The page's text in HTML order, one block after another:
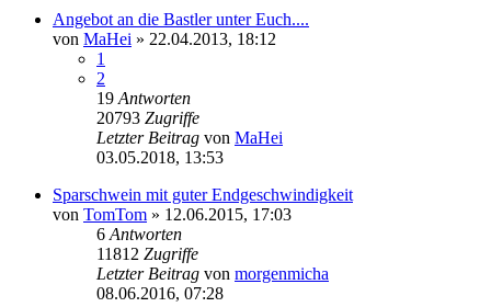
Angebot an die Bastler unter Euch....
von MaHei » 22.04.2013, 18:12
1
2
19 Antworten
20793 Zugriffe
Letzter Beitrag von MaHei
03.05.2018, 13:53
Sparschwein mit guter Endgeschwindigkeit
von TomTom » 12.06.2015, 17:03
6 Antworten
11812 Zugriffe
Letzter Beitrag von morgenmicha
08.06.2016, 07:28